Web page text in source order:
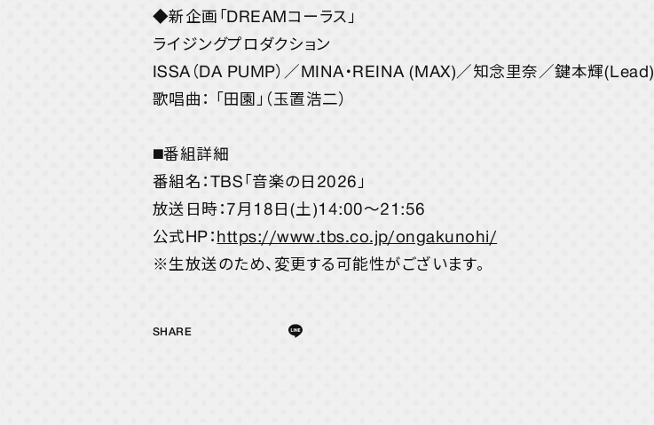
◆新企画「DREAMコーラス」
ライジングプロダクション
ISSA（DA PUMP）／MINA・REINA (MAX)／知念里奈／鍵本輝(Lead)
歌唱曲： 「田園」（玉置浩二）
◼️番組詳細
番組名：TBS「音楽の日2026」
放送日時：7月18日(土)14:00〜21:56
公式HP：https://www.tbs.co.jp/ongakunohi/
※生放送のため、変更する可能性がございます。
SHARE